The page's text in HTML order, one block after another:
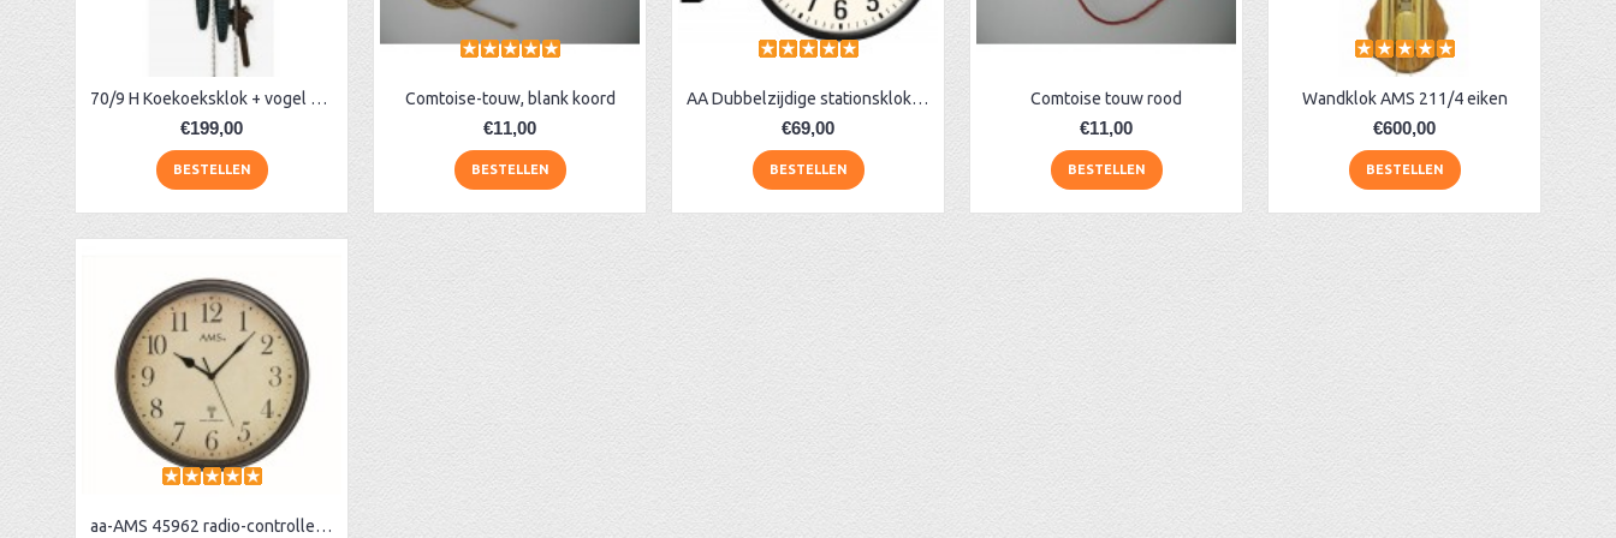
70/9 H Koekoeksklok + vogel 70/9h
€199,00
BESTELLEN
Comtoise-touw, blank koord
€11,00
BESTELLEN
AA Dubbelzijdige stationsklok industrieel
€69,00
BESTELLEN
Comtoise touw rood
€11,00
BESTELLEN
Wandklok AMS 211/4 eiken
€600,00
BESTELLEN
aa-AMS 45962 radio-controlled klok